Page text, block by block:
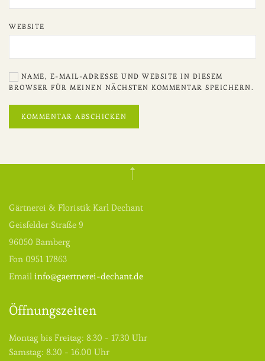
WEBSITE
NAME, E-MAIL-ADRESSE UND WEBSITE IN DIESEM
BROWSER FÜR MEINEN NÄCHSTEN KOMMENTAR SPEICHERN.
KOMMENTAR ABSCHICKEN
Gärtnerei & Floristik Karl Dechant
Geisfelder Straße 9
96050 Bamberg
Fon 0951 17863
Email info@gaertnerei-dechant.de
Öffnungszeiten
Montag bis Freitag: 8.30 - 17.30 Uhr
Samstag: 8.30 - 16.00 Uhr